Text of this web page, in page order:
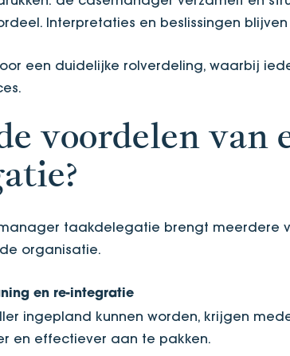
Interpretaties en beslissingen
een duidelijke rolverdeling, waarbij
voordelen van
taakdelegatie brengt meerdere
organisatie.
en re-integratie
ingepland kunnen worden, krijgen
en effectiever aan te pakken.